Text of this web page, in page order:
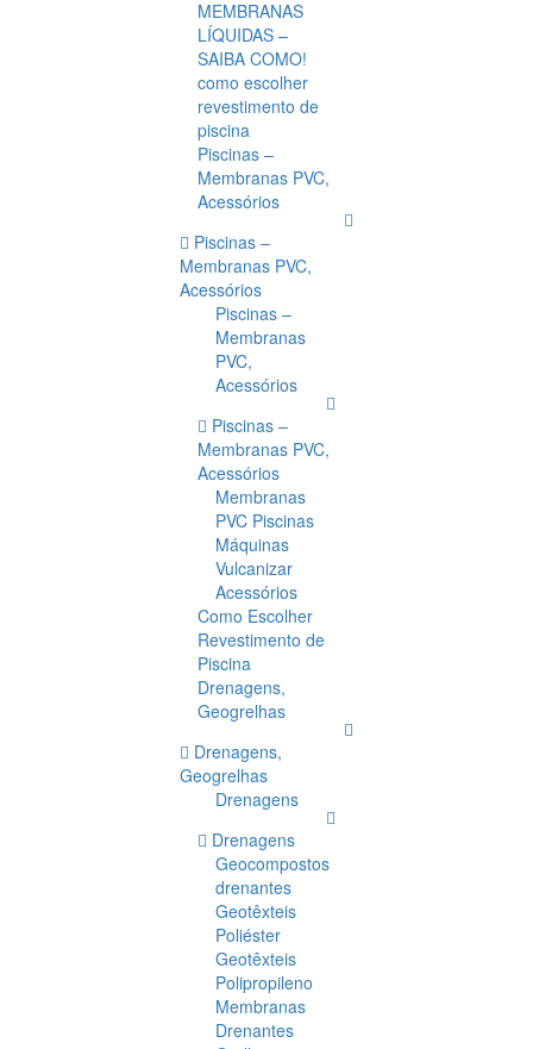
MEMBRANAS
LÍQUIDAS –
SAIBA COMO!
como escolher
revestimento de
piscina
Piscinas –
Membranas PVC,
Acessórios
Piscinas –
Membranas PVC,
Acessórios
Piscinas –
Membranas
PVC,
Acessórios
Piscinas –
Membranas PVC,
Acessórios
Membranas
PVC Piscinas
Máquinas
Vulcanizar
Acessórios
Como Escolher
Revestimento de
Piscina
Drenagens,
Geogrelhas
Drenagens,
Geogrelhas
Drenagens
Drenagens
Geocompostos
drenantes
Geotêxteis
Poliéster
Geotêxteis
Polipropileno
Membranas
Drenantes